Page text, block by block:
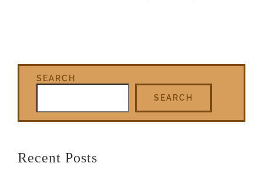
SEARCH
SEARCH
Recent Posts